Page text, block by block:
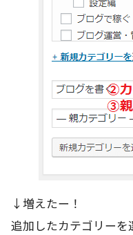
↓増えたー！
追加したカテゴリーを